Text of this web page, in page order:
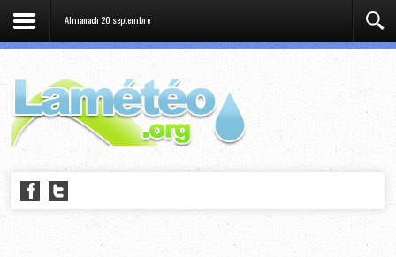
Almanach 20 septembre